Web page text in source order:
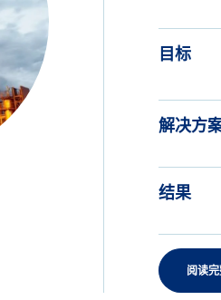
目标
解决方
结果
阅读